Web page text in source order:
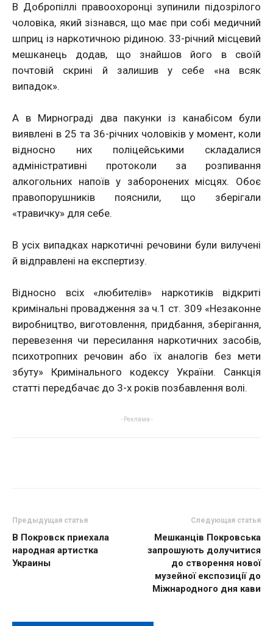
В Добропіллі правоохоронці зупинили підозрілого
чоловіка, який зізнався, що має при собі медичний
шприц із наркотичною рідиною. 33-річний місцевий
мешканець додав, що знайшов його в своїй
почтовій скрині й залишив у себе «на всяк
випадок».
А в Мирнограді два пакунки із канабісом були
виявлені в 25 та 36-річних чоловіків у момент, коли
відносно них поліцейськими складалися
адміністративні протоколи за розпивання
алкогольних напоїв у заборонених місцях. Обоє
правопорушників пояснили, що зберігали
«травичку» для себе.
В усіх випадках наркотичні речовини були вилучені
й відправлені на експертизу.
Відносно всіх «любителів» наркотиків відкриті
кримінальні провадження за ч.1 ст. 309 «Незаконне
виробництво, виготовлення, придбання, зберігання,
перевезення чи пересилання наркотичних засобів,
психотропних речовин або їх аналогів без мети
збуту» Кримінального кодексу України. Санкція
статті передбачає до 3-х років позбавлення волі.
- Реклама -
Предыдущая статья
В Покровск приехала
народная артистка
Украины
Следующая статья
Мешканців Покровська
запрошують долучитися
до створення нової
музейної експозиції до
Міжнародного дня кави